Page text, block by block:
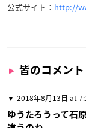
公式サイト： http://
皆のコメント
2018年8月13日 at
ゆうたろうって石